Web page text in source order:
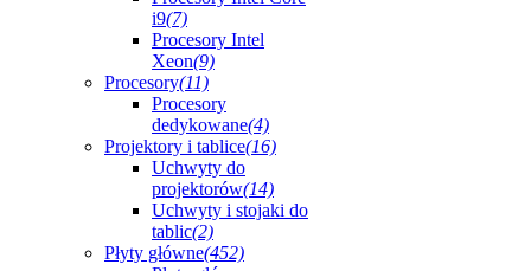
i9(7)
Procesory Intel
Xeon(9)
Procesory(11)
Procesory
dedykowane(4)
Projektory i tablice(16)
Uchwyty do
projektorów(14)
Uchwyty i stojaki do
tablic(2)
Płyty główne(452)